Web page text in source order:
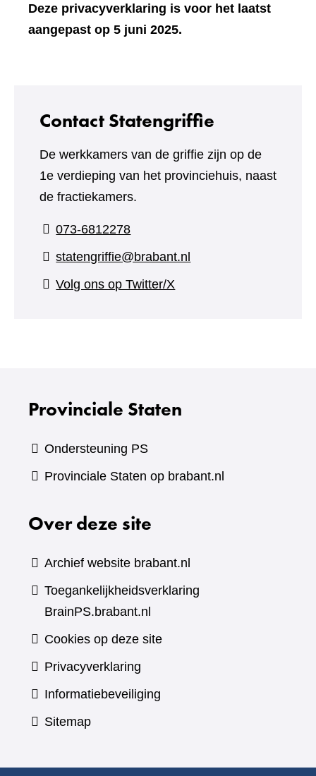
andere
Deze privacyverklaring is voor het laatst
aangepast op 5 juni 2025.
Contact Statengriffie
De werkkamers van de griffie zijn op de
1e verdieping van het provinciehuis, naast
de fractiekamers.
073-6812278
statengriffie@brabant.nl
Volg ons op Twitter/X
Provinciale Staten
Ondersteuning PS
Provinciale Staten op brabant.nl
Over deze site
Archief website brabant.nl
Toegankelijkheidsverklaring
BrainPS.brabant.nl
Cookies op deze site
Privacyverklaring
Informatiebeveiliging
Sitemap